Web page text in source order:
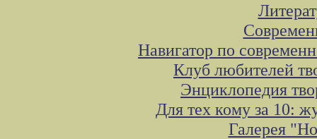
Навигатор по
Клуб любителей
Энциклопедия
Для тех кому за 10:
Галерея